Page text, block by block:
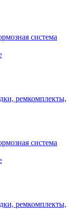
система
ремкомплекты,
система
ремкомплекты,